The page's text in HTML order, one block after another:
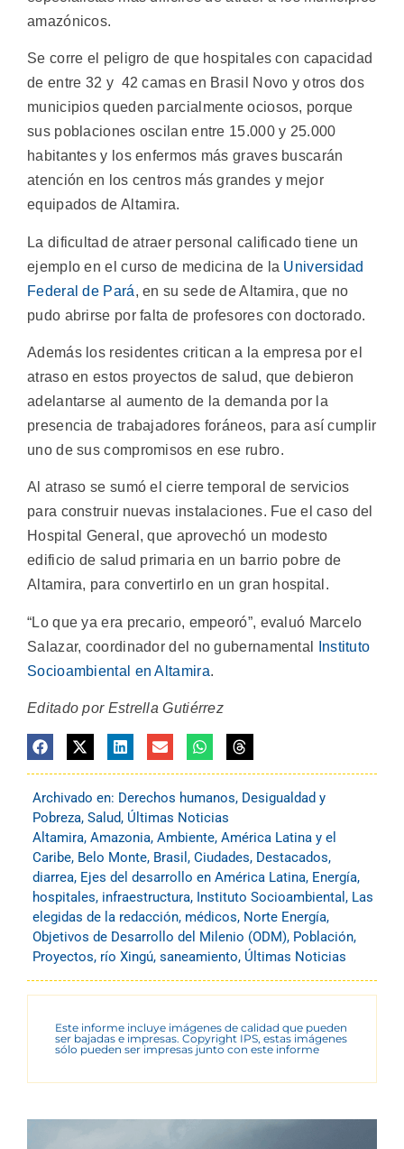
amazónicos.
Se corre el peligro de que hospitales con capacidad
de entre 32 y 42 camas en Brasil Novo y otros dos
municipios queden parcialmente ociosos, porque
sus poblaciones oscilan entre 15.000 y 25.000
habitantes y los enfermos más graves buscarán
atención en los centros más grandes y mejor
equipados de Altamira.
La dificultad de atraer personal calificado tiene un
ejemplo en el curso de medicina de la Universidad
Federal de Pará, en su sede de Altamira, que no
pudo abrirse por falta de profesores con doctorado.
Además los residentes critican a la empresa por el
atraso en estos proyectos de salud, que debieron
adelantarse al aumento de la demanda por la
presencia de trabajadores foráneos, para así cumplir
uno de sus compromisos en ese rubro.
Al atraso se sumó el cierre temporal de servicios
para construir nuevas instalaciones. Fue el caso del
Hospital General, que aprovechó un modesto
edificio de salud primaria en un barrio pobre de
Altamira, para convertirlo en un gran hospital.
“Lo que ya era precario, empeoró”, evaluó Marcelo
Salazar, coordinador del no gubernamental
Instituto
Socioambiental en Altamira.
Editado por Estrella Gutiérrez
Archivado en: Derechos humanos, Desigualdad y
Pobreza, Salud, Últimas Noticias
Altamira, Amazonia, Ambiente, América Latina y el
Caribe, Belo Monte, Brasil , Ciudades, Destacados,
diarrea, Ejes del desarrollo en América Latina, Energía,
hospitales, infraestructura, Instituto Socioambiental , Las
elegidas de la redacción, médicos, Norte Energía,
Objetivos de Desarrollo del Milenio (ODM), Población,
Proyectos, río Xingú, saneamiento, Últimas Noticias
Este informe incluye imágenes de calidad que pueden
ser bajadas e impresas. Copyright IPS, estas imágenes
sólo pueden ser impresas junto con este informe